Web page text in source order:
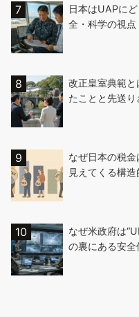
日本はUAPに
全・科学の視点
改正皇室典範
たことと先送り
なぜ日本の税
見えてくる構造
なぜ米政府は
の裏にある安全